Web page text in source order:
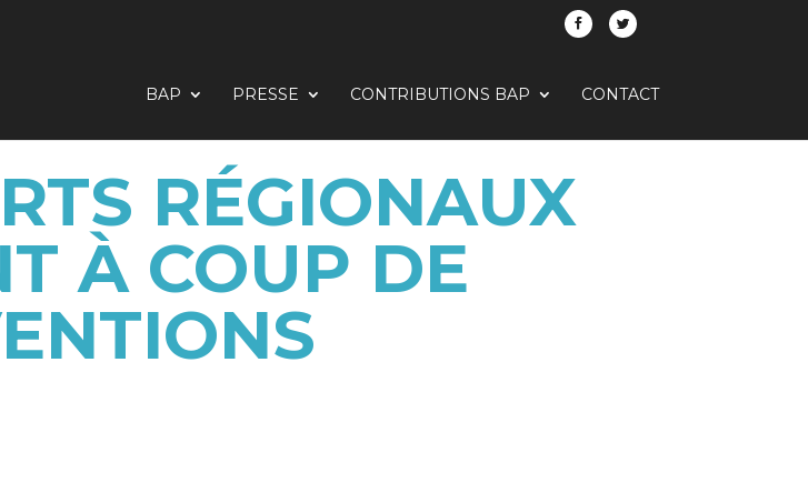
BAP PRESSE CONTRIBUTIONS BAP CONTACT
RÉGIONAUX
À COUP DE